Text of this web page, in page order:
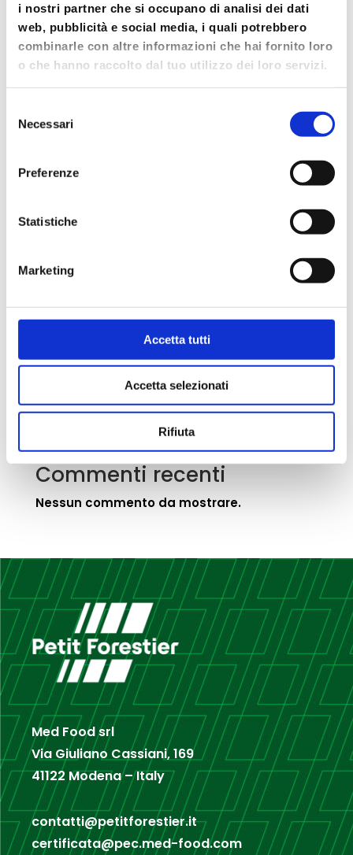
i nostri partner che si occupano di analisi dei dati
web, pubblicità e social media, i quali potrebbero
combinarle con altre informazioni che hai fornito loro
o che hanno raccolto dal tuo utilizzo dei loro servizi.
delNecessari
Preferenze
Statistiche
Marketing
Accetta tutti
Accetta selezionati
Rifiuta
Articoli recenti
Italia fornitori ufficiali della competizione
Med Food & Petit Forestier: il nuovo viaggio
continua insieme a voi.
Nuovo video corporate di Med Food
Med Food e Petit Forestier insieme a
TUTTOFOOD 2023
VESTI IL TUO CARDBOARD COOLER!
Commenti recenti
Nessun commento da mostrare.
Med Food srl
Via Giuliano Cassiani, 169
41122 Modena – Italy
contatti@petitforestier.it
certificata@pec.med-food.com